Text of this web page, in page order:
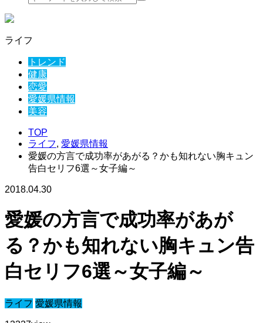
索:
ライフ
トレンド
健康
恋愛
愛媛県情報
美容
TOP
ライフ, 愛媛県情報
愛媛の方言で成功率があがる？かも知れない胸キュン
告白セリフ6選～女子編～
2018.04.30
愛媛の方言で成功率があが
る？かも知れない胸キュン告
白セリフ6選～女子編～
ライフ 愛媛県情報